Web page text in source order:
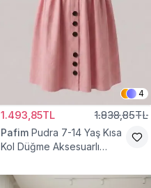
4
1.493,85TL 1.838,85TL
Pafim Pudra 7-14 Yaş Kısa
Kol Düğme Aksesuarlı